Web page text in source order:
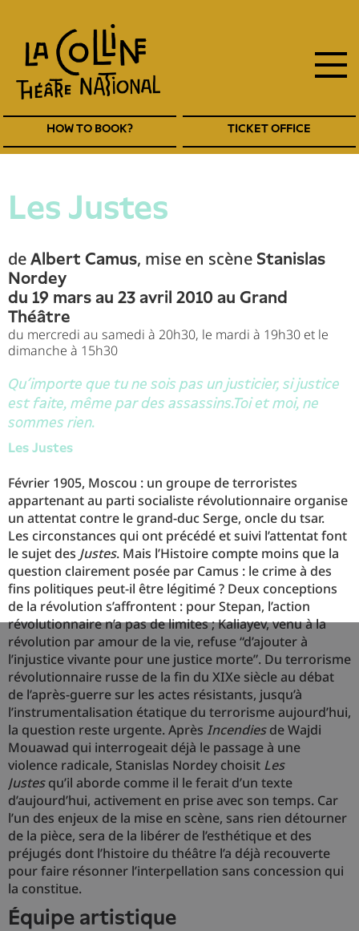
main
content
entête
HOW TO BOOK? TICKET OFFICE
navigation
EN
Les Justes
de Albert Camus, mise en scène Stanislas
Nordey
du 19 mars au 23 avril 2010 au Grand
Théâtre
du mercredi au samedi à 20h30, le mardi à 19h30 et le
dimanche à 15h30
Qu’importe que tu ne sois pas un justicier, si justice
est faite, même par des assassins.Toi et moi, ne
sommes rien.
Les Justes
Février 1905, Moscou : un groupe de terroristes
appartenant au parti socialiste révolutionnaire organise
un attentat contre le grand-duc Serge, oncle du tsar.
Les circonstances qui ont précédé et suivi l’attentat font
le sujet des Justes. Mais l’Histoire compte moins que la
question clairement posée par Camus : le crime à des
fins politiques peut-il être légitimé ? Deux conceptions
de la révolution s’affrontent : pour Stepan, l’action
révolutionnaire n’a pas de limites ; Kaliayev, venu à la
révolution par amour de la vie, refuse “d’ajouter à
l’injustice vivante pour une justice morte”. Du terrorisme
révolutionnaire russe de la fin du XIXe siècle au débat
de l’après-guerre sur les actes résistants, jusqu’à
l’instrumentalisation étatique du terrorisme aujourd’hui,
la question reste urgente. Après Incendiesde Wajdi
Mouawad qui interrogeait déjà le passage à une
violence radicale, Stanislas Nordey choisit Les
Justesqu’il aborde comme il le ferait d’un texte
d’aujourd’hui, activement en prise avec son temps. Car
l’un des enjeux de la mise en scène, sans rien détourner
de la pièce, sera de la libérer de l’esthétique et des
préjugés dont l’histoire du théâtre l’a déjà recouverte
pour faire résonner l’interpellation sans concession qui
la constitue.
équipe artistique